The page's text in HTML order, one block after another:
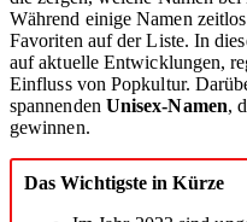
Während einige Namen
Favoriten auf der Liste. In
auf aktuelle Entwicklungen,
Einfluss von Popkultur.
spannenden Unisex-Namen,
gewinnen.
Das Wichtigste in Kürze